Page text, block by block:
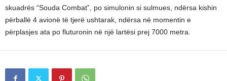
skuadrës “Souda Combat”, po simulonin si sulmues, ndërsa kishin
përballë 4 avionë të tjerë ushtarak, ndërsa në momentin e
përplasjes ata po fluturonin në një lartësi prej 7000 metra.